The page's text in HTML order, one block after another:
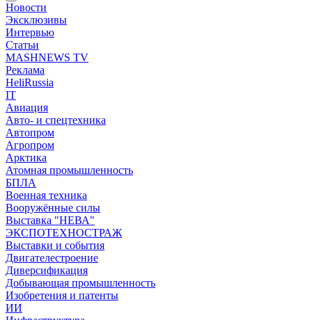
Новости
Эксклюзивы
Интервью
Статьи
MASHNEWS TV
Реклама
HeliRussia
IT
Авиация
Авто- и спецтехника
Автопром
Агропром
Арктика
Атомная промышленность
БПЛА
Военная техника
Вооружённые силы
Выставка "НЕВА"
ЭКСПОТЕХНОСТРАЖ
Выставки и события
Двигателестроение
Диверсификация
Добывающая промышленность
Изобретения и патенты
ИИ